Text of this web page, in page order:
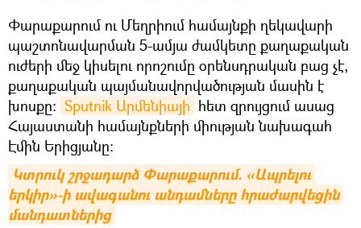
Փարաքարում ու Մեղրիում համայնքի ղեկավարի
պաշտոնավարման 5-ամյա ժամկետը քաղաքական
ուժերի մեջ կիսելու որոշումը օրենսդրական բաց չէ,
քաղաքական պայմանավորվածության մասին է
խոսքը։ Sputnik Արմենիայի հետ զրույցում ասաց
Հայաստանի համայնքների միության նախագահ
Էմին Երիցյանը։
Կտրուկ շրջադարձ Փարաքարում. «Ապրելու
երկիր»-ի ավագանու անդամները հրաժարվեցին
մանդատներից